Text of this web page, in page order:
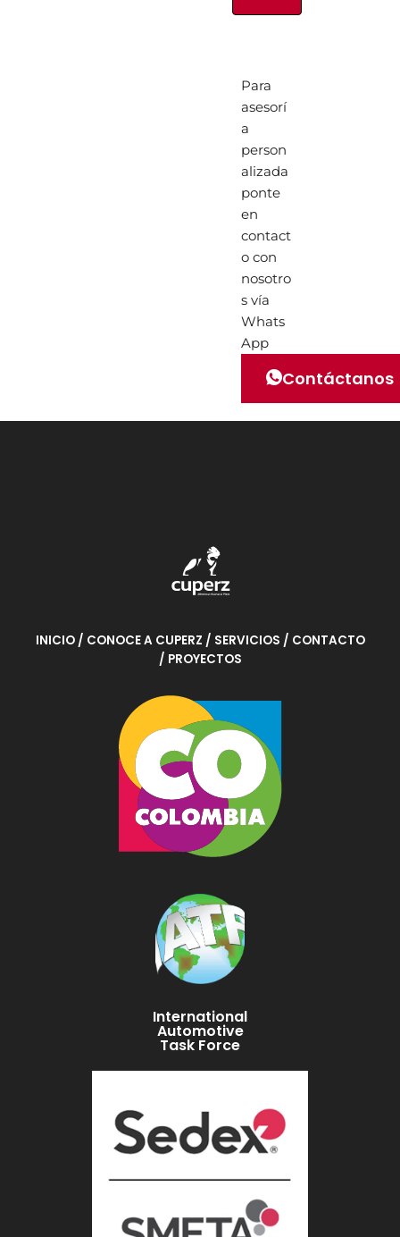
Para
asesorí
a
person
alizada
ponte
en
contact
o con
nosotro
s vía
Whats
App
Contáctanos
INICIO / CONOCE A CUPERZ / SERVICIOS / CONTACTO
/ PROYECTOS
International
Automotive
Task Force